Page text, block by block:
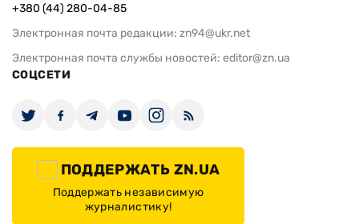
+380 (44) 280-04-85
Электронная почта редакции: zn94@ukr.net
Электронная почта службы новостей: editor@zn.ua
СОЦСЕТИ
ПОДДЕРЖАТЬ ZN.UA
Поддержать независимую
журналистику!